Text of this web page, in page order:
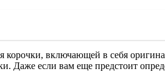
корочки, включающей в себя
Даже если вам еще предстоит